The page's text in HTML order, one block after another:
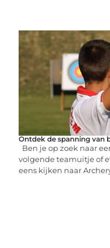
Ontdek de spanning van
Ben je op zoek naar
volgende teamuitje of
eens kijken naar